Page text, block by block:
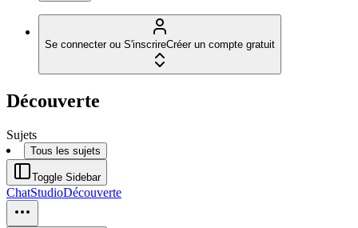
Se connecter ou S'inscrireCréer un compte gratuit
Découverte
Sujets
Tous les sujets
Toggle Sidebar
ChatStudioDécouverte